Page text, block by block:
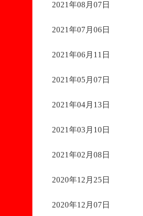
2021年08月07日
2021年07月06日
2021年06月11日
2021年05月07日
2021年04月13日
2021年03月10日
2021年02月08日
2020年12月25日
2020年12月07日